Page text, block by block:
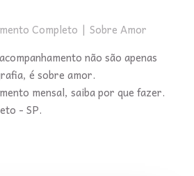
Completo
Sobre Amor
não são apenas
é sobre amor.
mensal, saiba por que fazer.
- SP.